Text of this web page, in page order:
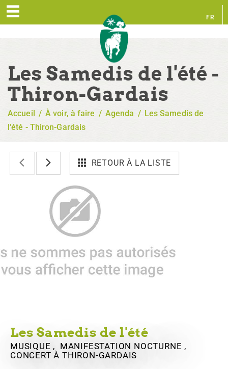
FR
Les Samedis de l'été -
Thiron-Gardais
Accueil / À voir, à faire / Agenda / Les Samedis de
l'été - Thiron-Gardais
RETOUR À LA LISTE
Les Samedis de l'été
MUSIQUE , MANIFESTATION NOCTURNE ,
CONCERTÀ THIRON-GARDAIS